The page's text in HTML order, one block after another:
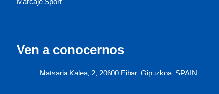
Marcaje Sport
Ven a conocernos
Matsaria Kalea, 2, 20600 Eibar, Gipuzkoa SPAIN